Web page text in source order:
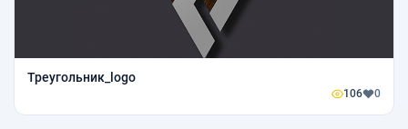
Треугольник_logo
106 0